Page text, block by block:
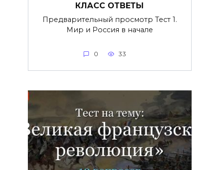
КЛАСС ОТВЕТЫ
Предварительный просмотр Тест 1.
Мир и Россия в начале
0 33